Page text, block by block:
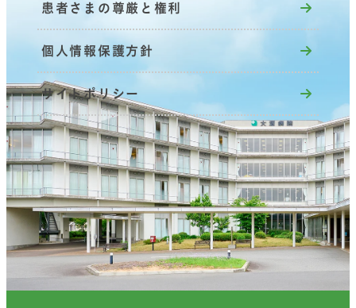
患者さまの尊厳と権利
個人情報保護方針
サイトポリシー